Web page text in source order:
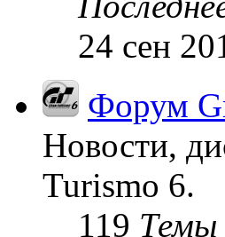
24 сен
Форум
Новости,
Turismo 6.
119 Темы